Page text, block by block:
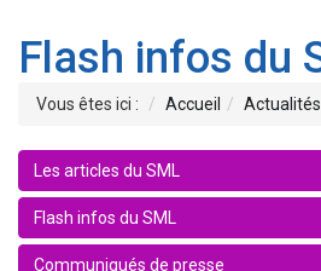
Flash infos du
Vous êtes ici : Accueil Actualités
Les articles du SML
Flash infos du SML
Communiqués de presse